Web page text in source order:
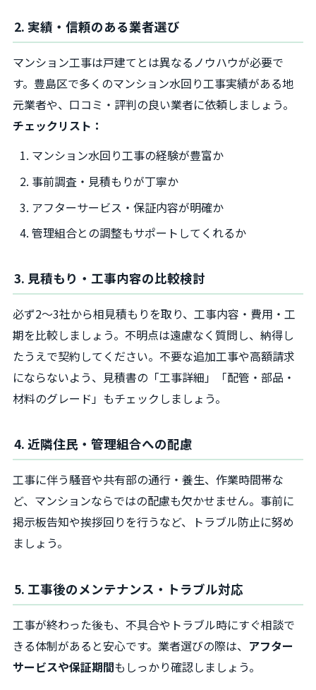
2. 実績・信頼のある業者選び
マンション工事は戸建てとは異なるノウハウが必要で
す。豊島区で多くのマンション水回り工事実績がある地
元業者や、口コミ・評判の良い業者に依頼しましょう。
チェックリスト：
マンション水回り工事の経験が豊富か
事前調査・見積もりが丁寧か
アフターサービス・保証内容が明確か
管理組合との調整もサポートしてくれるか
3. 見積もり・工事内容の比較検討
必ず2～3社から相見積もりを取り、工事内容・費用・工
期を比較しましょう。不明点は遠慮なく質問し、納得し
たうえで契約してください。不要な追加工事や高額請求
にならないよう、見積書の「工事詳細」「配管・部品・
材料のグレード」もチェックしましょう。
4. 近隣住民・管理組合への配慮
工事に伴う騒音や共有部の通行・養生、作業時間帯な
ど、マンションならではの配慮も欠かせません。事前に
掲示板告知や挨拶回りを行うなど、トラブル防止に努め
ましょう。
5. 工事後のメンテナンス・トラブル対応
工事が終わった後も、不具合やトラブル時にすぐ相談で
きる体制があると安心です。業者選びの際は、 アフター
サービスや保証期間もしっかり確認しましょう。